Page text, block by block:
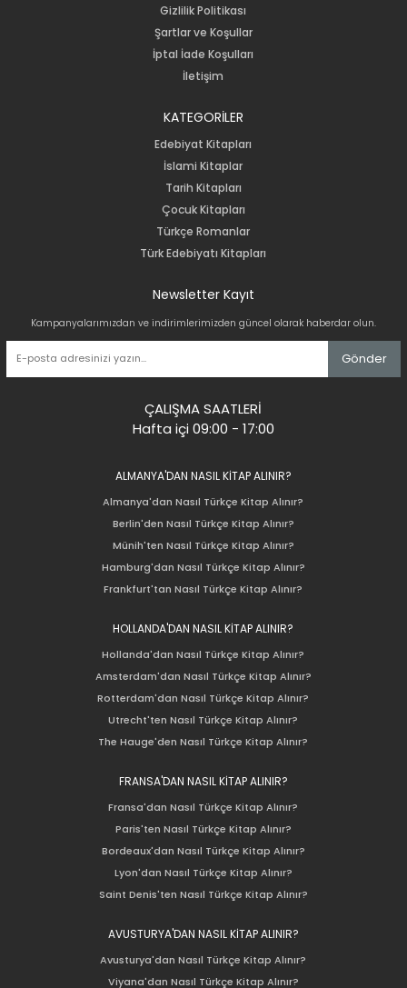
Gizlilik Politikası
Şartlar ve Koşullar
İptal İade Koşulları
İletişim
KATEGORİLER
Edebiyat Kitapları
İslami Kitaplar
Tarih Kitapları
Çocuk Kitapları
Türkçe Romanlar
Türk Edebiyatı Kitapları
Newsletter Kayıt
Kampanyalarımızdan ve indirimlerimizden güncel olarak haberdar olun.
Gönder
ÇALIŞMA SAATLERİ
Hafta içi 09:00 - 17:00
ALMANYA'DAN NASIL KİTAP ALINIR?
Almanya'dan Nasıl Türkçe Kitap Alınır?
Berlin'den Nasıl Türkçe Kitap Alınır?
Münih'ten Nasıl Türkçe Kitap Alınır?
Hamburg'dan Nasıl Türkçe Kitap Alınır?
Frankfurt'tan Nasıl Türkçe Kitap Alınır?
HOLLANDA'DAN NASIL KİTAP ALINIR?
Hollanda'dan Nasıl Türkçe Kitap Alınır?
Amsterdam'dan Nasıl Türkçe Kitap Alınır?
Rotterdam'dan Nasıl Türkçe Kitap Alınır?
Utrecht'ten Nasıl Türkçe Kitap Alınır?
The Hauge'den Nasıl Türkçe Kitap Alınır?
FRANSA'DAN NASIL KİTAP ALINIR?
Fransa'dan Nasıl Türkçe Kitap Alınır?
Paris'ten Nasıl Türkçe Kitap Alınır?
Bordeaux'dan Nasıl Türkçe Kitap Alınır?
Lyon'dan Nasıl Türkçe Kitap Alınır?
Saint Denis'ten Nasıl Türkçe Kitap Alınır?
AVUSTURYA'DAN NASIL KİTAP ALINIR?
Avusturya'dan Nasıl Türkçe Kitap Alınır?
Viyana'dan Nasıl Türkçe Kitap Alınır?